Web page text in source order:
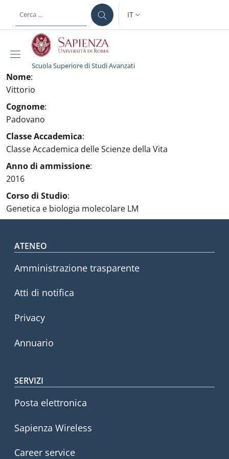
al contenuto principale
SELETTORE LINGUA:
IT
Scuola Superiore di Studi Avanzati
Nome:
Vittorio
Cognome:
Padovano
Classe Accademica:
Classe Accademica delle Scienze della Vita
Anno di ammissione:
2016
Corso di Studio:
Genetica e biologia molecolare LM
Footer menu
ATENEO
Amministrazione trasparente
Atti di notifica
Privacy
Annuario
SERVIZI
Posta elettronica
Sapienza Wireless
Career service